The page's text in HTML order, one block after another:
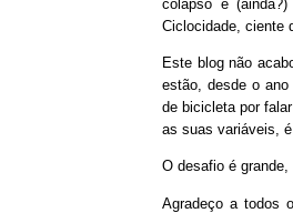
colapso e
Ciclocidade, ciente
Este blog não
estão, desde o ano
de bicicleta por
as suas variáveis,
O desafio é
Agradeço a todos